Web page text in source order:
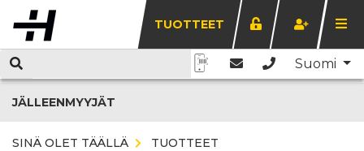
TUOTTEET
Suomi
JÄLLEENMYYJÄT
SINÄ OLET TÄÄLLÄ
TUOTTEET